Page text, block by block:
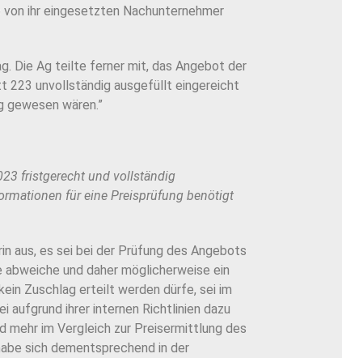
ihr eingesetzten Nachunternehmer
Die Ag teilte ferner mit, das Angebot der
223 unvollständig ausgefüllt eingereicht
wären.”
fristgerecht und vollständig
für eine Preisprüfung benötigt
aus, es sei bei der Prüfung des Angebots
und daher möglicherweise ein
Zuschlag erteilt werden dürfe, sei im
ihrer internen Richtlinien dazu
mehr im Vergleich zur Preisermittlung des
sich dementsprechend in der